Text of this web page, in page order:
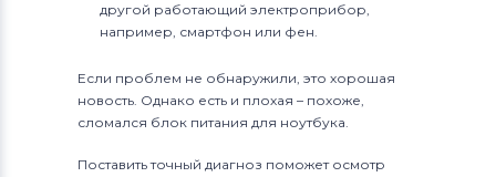
другой работающий электроприбор,
например, смартфон или фен.
Если проблем не обнаружили, это хорошая
новость. Однако есть и плохая – похоже,
сломался блок питания для ноутбука.
Поставить точный диагноз поможет осмотр